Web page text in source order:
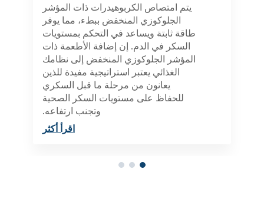
يتم امتصاص الكربوهيدرات ذات المؤشر
الجلوكوزي المنخفض ببطء، مما يوفر
طاقة ثابتة ويساعد في التحكم بمستويات
السكر في الدم. إن إضافة الأطعمة ذات
المؤشر الجلوكوزي المنخفض إلى نظامك
الغذائي يعتبر استراتيجية مفيدة للذين
يعانون من مرحلة ما قبل السكري
للحفاظ على مستويات السكر الصحية
وتجنب ارتفاعه.
اقرأ أكثر